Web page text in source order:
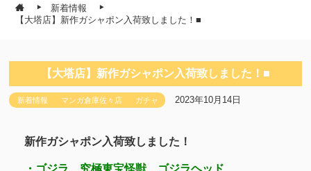
新着情報
【大塔店】新作ガシャポン入荷致しました！■
【大塔店】新作ガシャポン入荷致しました！■
新着情報 マンガ倉庫佐々店 ガチャ 2023年10月14日
新作ガシャポン入荷致しました！
・ゴジラ 究極東宝怪獣 ゴジラヘッド